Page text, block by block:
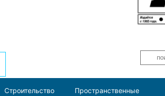
Строительство
Пространственные